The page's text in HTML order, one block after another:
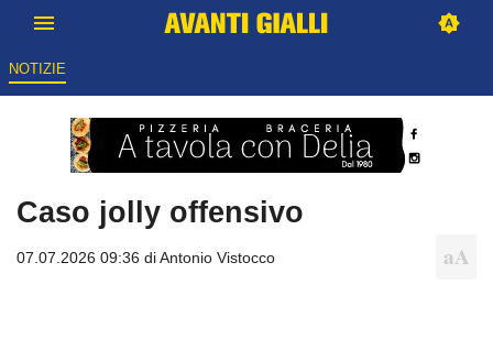
NOTIZIE
Caso jolly offensivo
07.07.2026 09:36 diAntonio Vistocco